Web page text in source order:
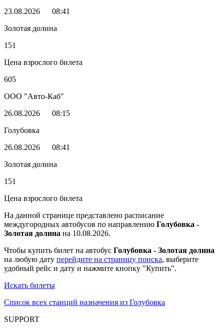
23.08.2026
08:41
Золотая долина
151
Цена взрослого билета
605
ООО "Авто-Каб"
26.08.2026
08:15
Голубовка
26.08.2026
08:41
Золотая долина
151
Цена взрослого билета
На данной странице представлено расписание
междугородных автобусов по направлению Голубовка -
Золотая долина на 10.08.2026.
Чтобы купить билет на автобус Голубовка - Золотая долина
на любую дату перейдите на страницу поиска, выберите
удобный рейс и дату и нажмите кнопку "Купить".
Искать билеты
Список всех станций назначения из Голубовка
SUPPORT